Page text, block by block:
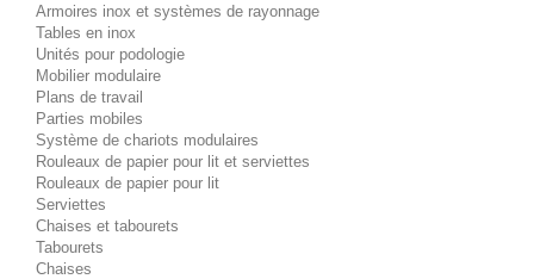
Armoires inox et systèmes de rayonnage
Tables en inox
Unités pour podologie
Mobilier modulaire
Plans de travail
Parties mobiles
Système de chariots modulaires
Rouleaux de papier pour lit et serviettes
Rouleaux de papier pour lit
Serviettes
Chaises et tabourets
Tabourets
Chaises